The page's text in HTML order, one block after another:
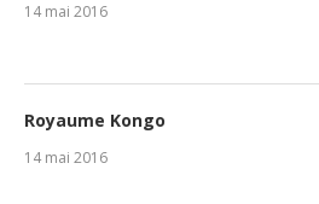
14 mai 2016
Royaume Kongo
14 mai 2016